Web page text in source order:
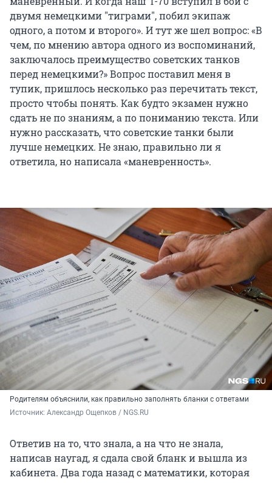
двумя немецкими "тиграми", побил экипаж
одного, а потом и второго». И тут же шел вопрос: «В
чем, по мнению автора одного из воспоминаний,
заключалось преимущество советских танков
перед немецкими?» Вопрос поставил меня в
тупик, пришлось несколько раз перечитать текст,
просто чтобы понять. Как будто экзамен нужно
сдать не по знаниям, а по пониманию текста. Или
нужно рассказать, что советские танки были
лучше немецких. Не знаю, правильно ли я
ответила, но написала «маневренность».
Родителям объяснили, как правильно заполнять бланки с ответами
Источник: Александр Ощепков / NGS.RU
Ответив на то, что знала, а на что не знала,
написав наугад, я сдала свой бланк и вышла из
кабинета. Два года назад с математики, которая